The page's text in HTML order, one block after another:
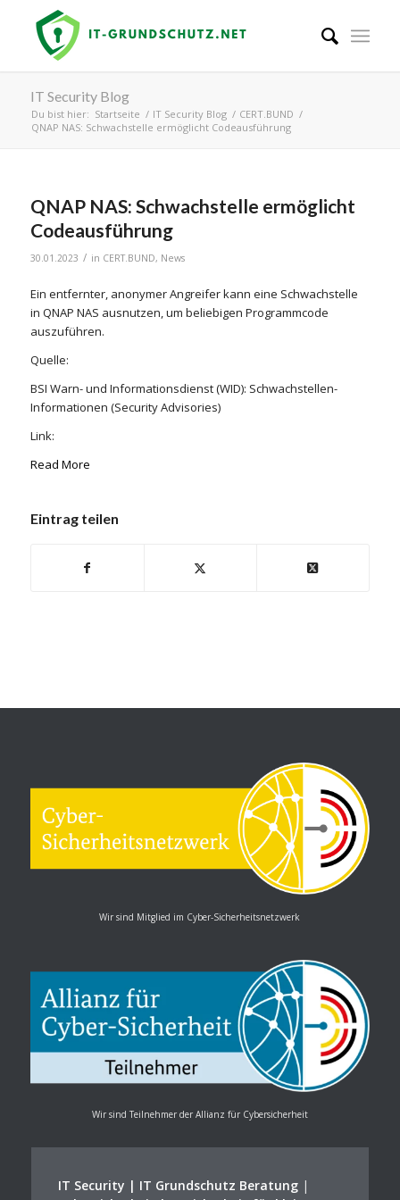
IT Security Blog
Du bist hier: Startseite / IT Security Blog / CERT.BUND /
QNAP NAS: Schwachstelle ermöglicht Codeausführung
QNAP NAS: Schwachstelle ermöglicht
Codeausführung
30.01.2023 / in CERT.BUND, News
Ein entfernter, anonymer Angreifer kann eine Schwachstelle
in QNAP NAS ausnutzen, um beliebigen Programmcode
auszuführen.
Quelle:
BSI Warn- und Informationsdienst (WID): Schwachstellen-
Informationen (Security Advisories)
Link:
Read More
Eintrag teilen
Wir sind Mitglied im Cyber-Sicherheitsnetzwerk
Wir sind Teilnehmer der Allianz für Cybersicherheit
IT Security | IT Grundschutz Beratung|